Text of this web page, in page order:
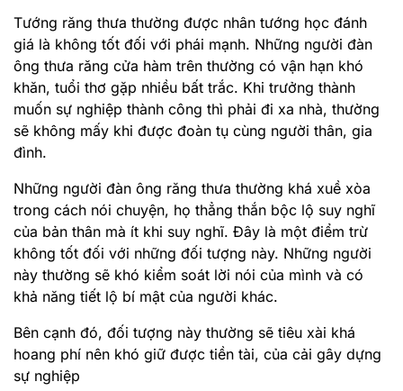
Tướng răng thưa thường được nhân tướng học đánh
giá là không tốt đối với phái mạnh. Những người đàn
ông thưa răng cửa hàm trên thường có vận hạn khó
khăn, tuổi thơ gặp nhiều bất trắc. Khi trưởng thành
muốn sự nghiệp thành công thì phải đi xa nhà, thường
sẽ không mấy khi được đoàn tụ cùng người thân, gia
đình.
Những người đàn ông răng thưa thường khá xuề xòa
trong cách nói chuyện, họ thẳng thắn bộc lộ suy nghĩ
của bản thân mà ít khi suy nghĩ. Đây là một điểm trừ
không tốt đối với những đối tượng này. Những người
này thường sẽ khó kiểm soát lời nói của mình và có
khả năng tiết lộ bí mật của người khác.
Bên cạnh đó, đối tượng này thường sẽ tiêu xài khá
hoang phí nên khó giữ được tiền tài, của cải gây dựng
sự nghiệp